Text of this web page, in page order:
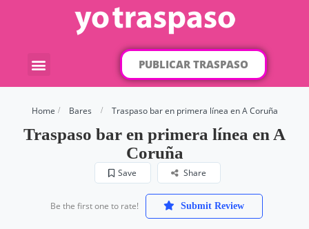
PUBLICAR TRASPASO
Home Bares Traspaso bar en primera línea en A Coruña
Traspaso bar en primera línea en A
Coruña
Save Share
Be the first one to rate! Submit Review